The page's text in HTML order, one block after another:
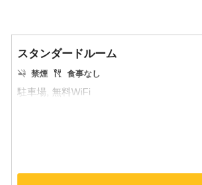
スタンダードルーム
禁煙 食事なし